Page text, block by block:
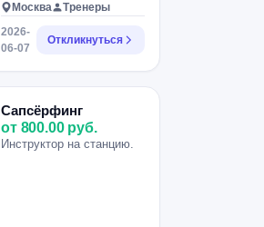
Москва
Тренеры
2026-
06-07
Откликнуться
Сапсёрфинг
от 800.00 руб.
Инструктор на станцию.